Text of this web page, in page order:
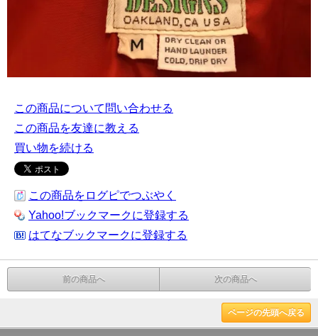
この商品について問い合わせる
この商品を友達に教える
買い物を続ける
この商品をログピでつぶやく
Yahoo!ブックマークに登録する
はてなブックマークに登録する
前の商品へ 次の商品へ
ページの先頭へ戻る